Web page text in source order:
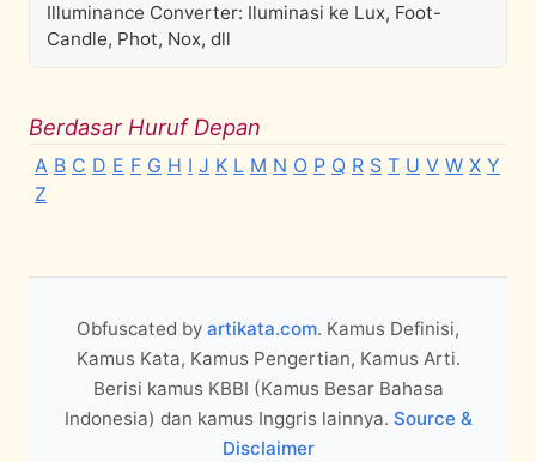
Illuminance Converter: Iluminasi ke Lux, Foot-
Candle, Phot, Nox, dll
Berdasar Huruf Depan
A B C D E F G H I J K L M N O P Q R S T U V W X Y
Z
Obfuscated by artikata.com. Kamus Definisi,
Kamus Kata, Kamus Pengertian, Kamus Arti.
Berisi kamus KBBI (Kamus Besar Bahasa
Indonesia) dan kamus Inggris lainnya. Source &
Disclaimer